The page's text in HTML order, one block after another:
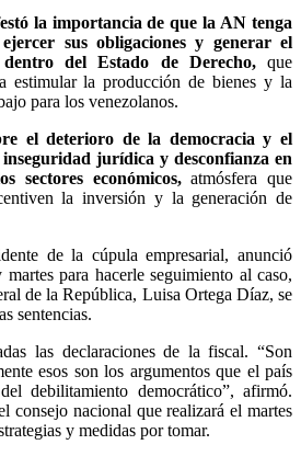
la importancia de que la AN tenga
sus obligaciones y generar el
del Estado de Derecho,que
estimular la producción de bienes y la
para los venezolanos.
el deterioro de la democracia y el
jurídica y desconfianza en
sectores económicos,atmósfera que
la inversión y la generación de
de la cúpula empresarial, anunció
para hacerle seguimiento al caso,
de la República, Luisa Ortega Díaz, se
sentencias.
las declaraciones de la fiscal. “Son
esos son los argumentos que el país
debilitamiento democrático”, afirmó.
consejo nacional que realizará el martes
y medidas por tomar.